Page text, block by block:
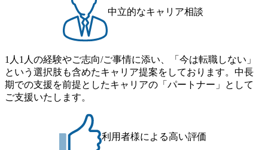
で転職先を決めたい方へ。 1日で選考が終了する、1day選考
会のご案内です。 ●書類選考 → 一次面接 → 二次面
接 ※選考状況に応じて、三次面接を後日依頼させていただ
く場合がございます ※当日二次面接へお進みいただいた方
は、以下書類が必要となりますため、併せて事前にご提出
をお願いいたします。 ・前年の源泉徴収票 ・給与明細3か
月分 内定の場合は、後日、オファー面談がございます。 書
類選考通過後、一次面接時間と面接用URLをご案内差し上
真付き履歴書データ(PDF)のご提出を面接前日午前10時まで
にお願い致します。 オンラインでの面接となりますので、
お時間になりましたらご案内のURLよりご入室下さい。 一
中立的なキャリア相談
1人1人の経験やご志向/ご事情に添い、「今は転職しない」
という選択肢も含めたキャリア提案をしております。中長
期での支援を前提としたキャリアの「パートナー」として
ご支援いたします。
利用者様による高い評価